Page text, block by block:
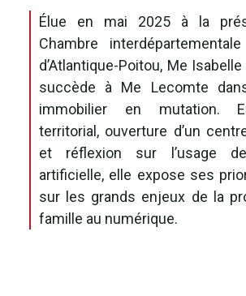
Élue en mai 2025 à la
Chambre
d’Atlantique-Poitou, Me
succède à Me Lecomte
immobilier en mutation.
territorial, ouverture d’un
et réflexion sur l’usage de
artificielle, elle expose ses
sur les grands enjeux de la
famille au numérique.